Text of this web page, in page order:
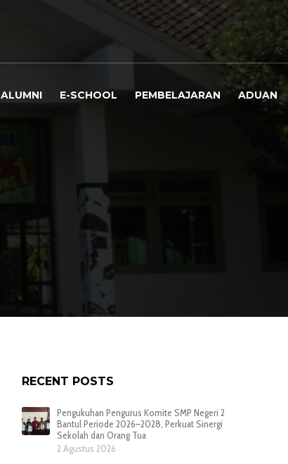
ALUMNI E-SCHOOL PEMBELAJARAN ADUAN
RECENT POSTS
Pengukuhan Pengurus Komite SMP Negeri 2
Bantul Periode 2026–2028, Perkuat Sinergi
Sekolah dan Orang Tua
2 Agustus 2026